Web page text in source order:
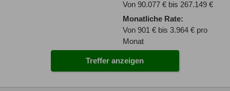
Von 90.077 € bis 267.149 €
Monatliche Rate:
Von 901 € bis 3.964 € pro
Monat
Treffer anzeigen